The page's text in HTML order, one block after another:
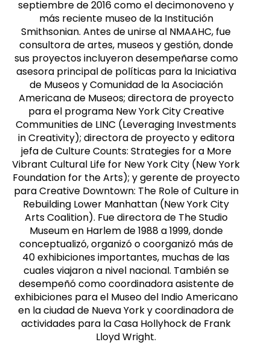
septiembre de 2016 como el decimonoveno y
más reciente museo de la Institución
Smithsonian. Antes de unirse al NMAAHC, fue
consultora de artes, museos y gestión, donde
sus proyectos incluyeron desempeñarse como
asesora principal de políticas para la Iniciativa
de Museos y Comunidad de la Asociación
Americana de Museos; directora de proyecto
para el programa New York City Creative
Communities de LINC (Leveraging Investments
in Creativity); directora de proyecto y editora
jefa de Culture Counts: Strategies for a More
Vibrant Cultural Life for New York City (New York
Foundation for the Arts); y gerente de proyecto
para Creative Downtown: The Role of Culture in
Rebuilding Lower Manhattan (New York City
Arts Coalition). Fue directora de The Studio
Museum en Harlem de 1988 a 1999, donde
conceptualizó, organizó o coorganizó más de
40 exhibiciones importantes, muchas de las
cuales viajaron a nivel nacional. También se
desempeñó como coordinadora asistente de
exhibiciones para el Museo del Indio Americano
en la ciudad de Nueva York y coordinadora de
actividades para la Casa Hollyhock de Frank
Lloyd Wright.